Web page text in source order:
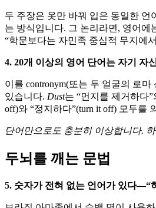
두 주장은 옷만 바꿔 입은 동일한 언
는 방식입니다. 그 논리라면, 영어에
“학문보다는 자민족 중심적 무지에
4. 20개 이상의 영어 단어는 자기 자
이를 contronym(또는 두 얼굴의 로마
있습니다. Dust는 “먼지를 제거하다
off)와 “정지하다”(turn it off) 모두를
단어만으로도 충분히 이상합니다.
두뇌를 깨는 문법
5. 숫자가 전혀 없는 언어가 있다—“